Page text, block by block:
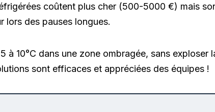
coûtent plus cher (500-5000 €) mais
lors des pauses longues.
10°C dans une zone ombragée, sans exploser
sont efficaces et appréciées des équipes !